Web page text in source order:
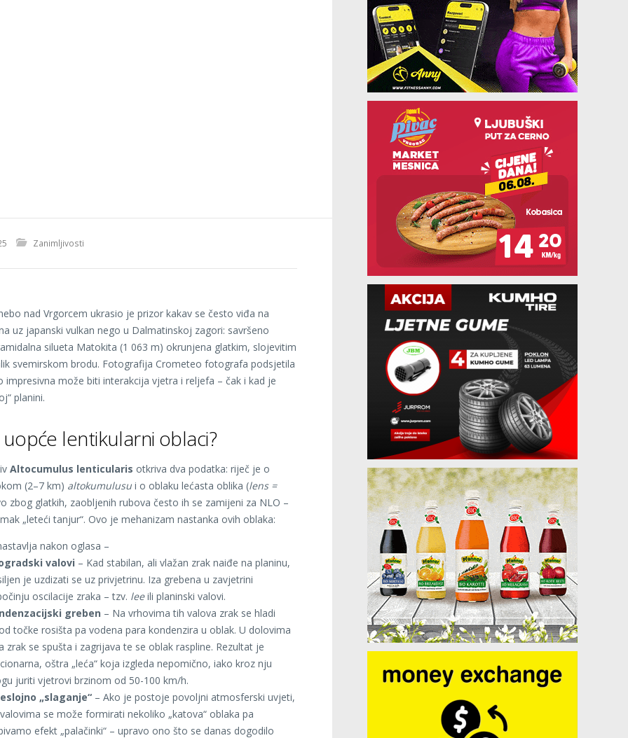
Zanimljivosti
nad Vrgorcem ukrasio je prizor kakav se često viđa na
uz japanski vulkan nego u Dalmatinskoj zagori: savršeno
silueta Matokita (1 063 m) okrunjena glatkim, slojevitim
svemirskom brodu. Fotografija Crometeo fotografa podsjetila
impresivna može biti interakcija vjetra i reljefa – čak i kad je
planini.
lentikularni oblaci?
Altocumulus lenticularis otkriva dva podatka: riječ je o
(2–7 km) altokumulusu i o oblaku lećasta oblika (lens =
zbog glatkih, zaobljenih rubova često ih se zamijeni za NLO –
„leteći tanjur“. Ovo je mehanizam nastanka ovih oblaka:
nakon oglasa –
valovi – Kad stabilan, ali vlažan zrak naiđe na planinu,
je uzdizati se uz privjetrinu. Iza grebena u zavjetrini
oscilacije zraka – tzv. leeili planinski valovi.
greben – Na vrhovima tih valova zrak se hladi
točke rosišta pa vodena para kondenzira u oblak. U dolovima
zrak se spušta i zagrijava te se oblak raspline. Rezultat je
oštra „leća“ koja izgleda nepomično, iako kroz nju
juriti vjetrovi brzinom od 50-100 km/h.
„slaganje“ – Ako je postoje povoljni atmosferski uvjeti,
se može formirati nekoliko „katova“ oblaka pa
efekt „palačinki“ – upravo ono što se danas dogodilo